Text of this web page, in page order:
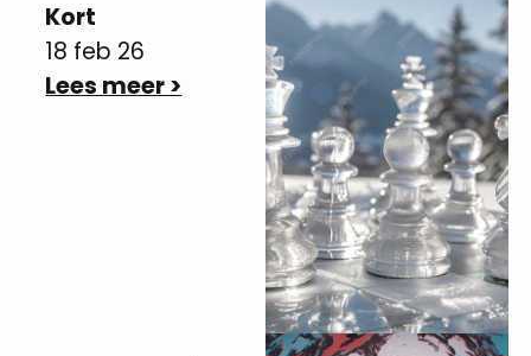
Kort
18 feb 26
Lees meer >